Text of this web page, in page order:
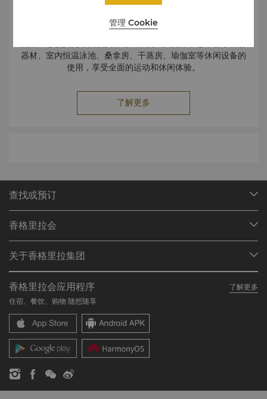
器材、室内恒温泳池、桑拿房、干蒸房、瑜伽室等休闲设备的
使用，享受全面的运动和休闲体验。
了解更多
查找或预订
查找预订
餐厅与酒吧
香格里拉会
加入香格里拉会
常见问题
联络我们
关于香格里拉集团
我们的酒店品牌
香格里拉中心
香格里拉公寓
联系方式
职业发展
企业社会责任
新闻稿
香格里拉会应用程序
了解更多
住宿、餐饮、购物 随想随享
管理 Cookie